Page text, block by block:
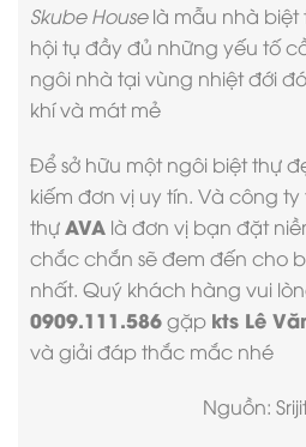
Skube Houselà mẫu nhà biệt
hội tụ đầy đủ những yếu tố
ngôi nhà tại vùng nhiệt đới
khí và mát mẻ
Để sở hữu một ngôi biệt thự
kiếm đơn vị uy tín. Và công ty
thựAVA là đơn vị bạn đặt
chắc chắn sẽ đem đến cho
nhất. Quý khách hàng vui
0909.111.586gặp kts Lê
và giải đáp thắc mắc nhé
Nguồn: